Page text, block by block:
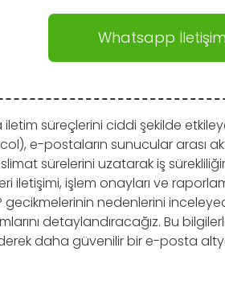
Whatsapp İletişim
süreçlerini ciddi şekilde
e-postaların sunucular arası
sürelerini uzatarak iş
iletişimi, işlem onayları ve
nedenlerini
detaylandıracağız. Bu
daha güvenilir bir e-posta